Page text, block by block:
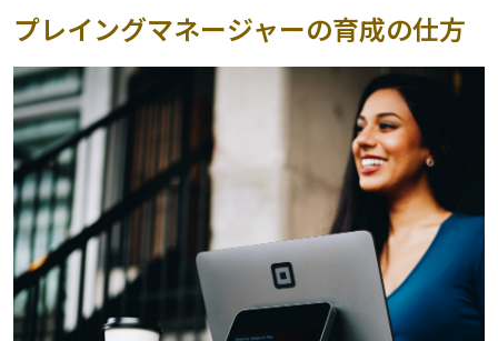
プレイングマネージャーの育成の仕方